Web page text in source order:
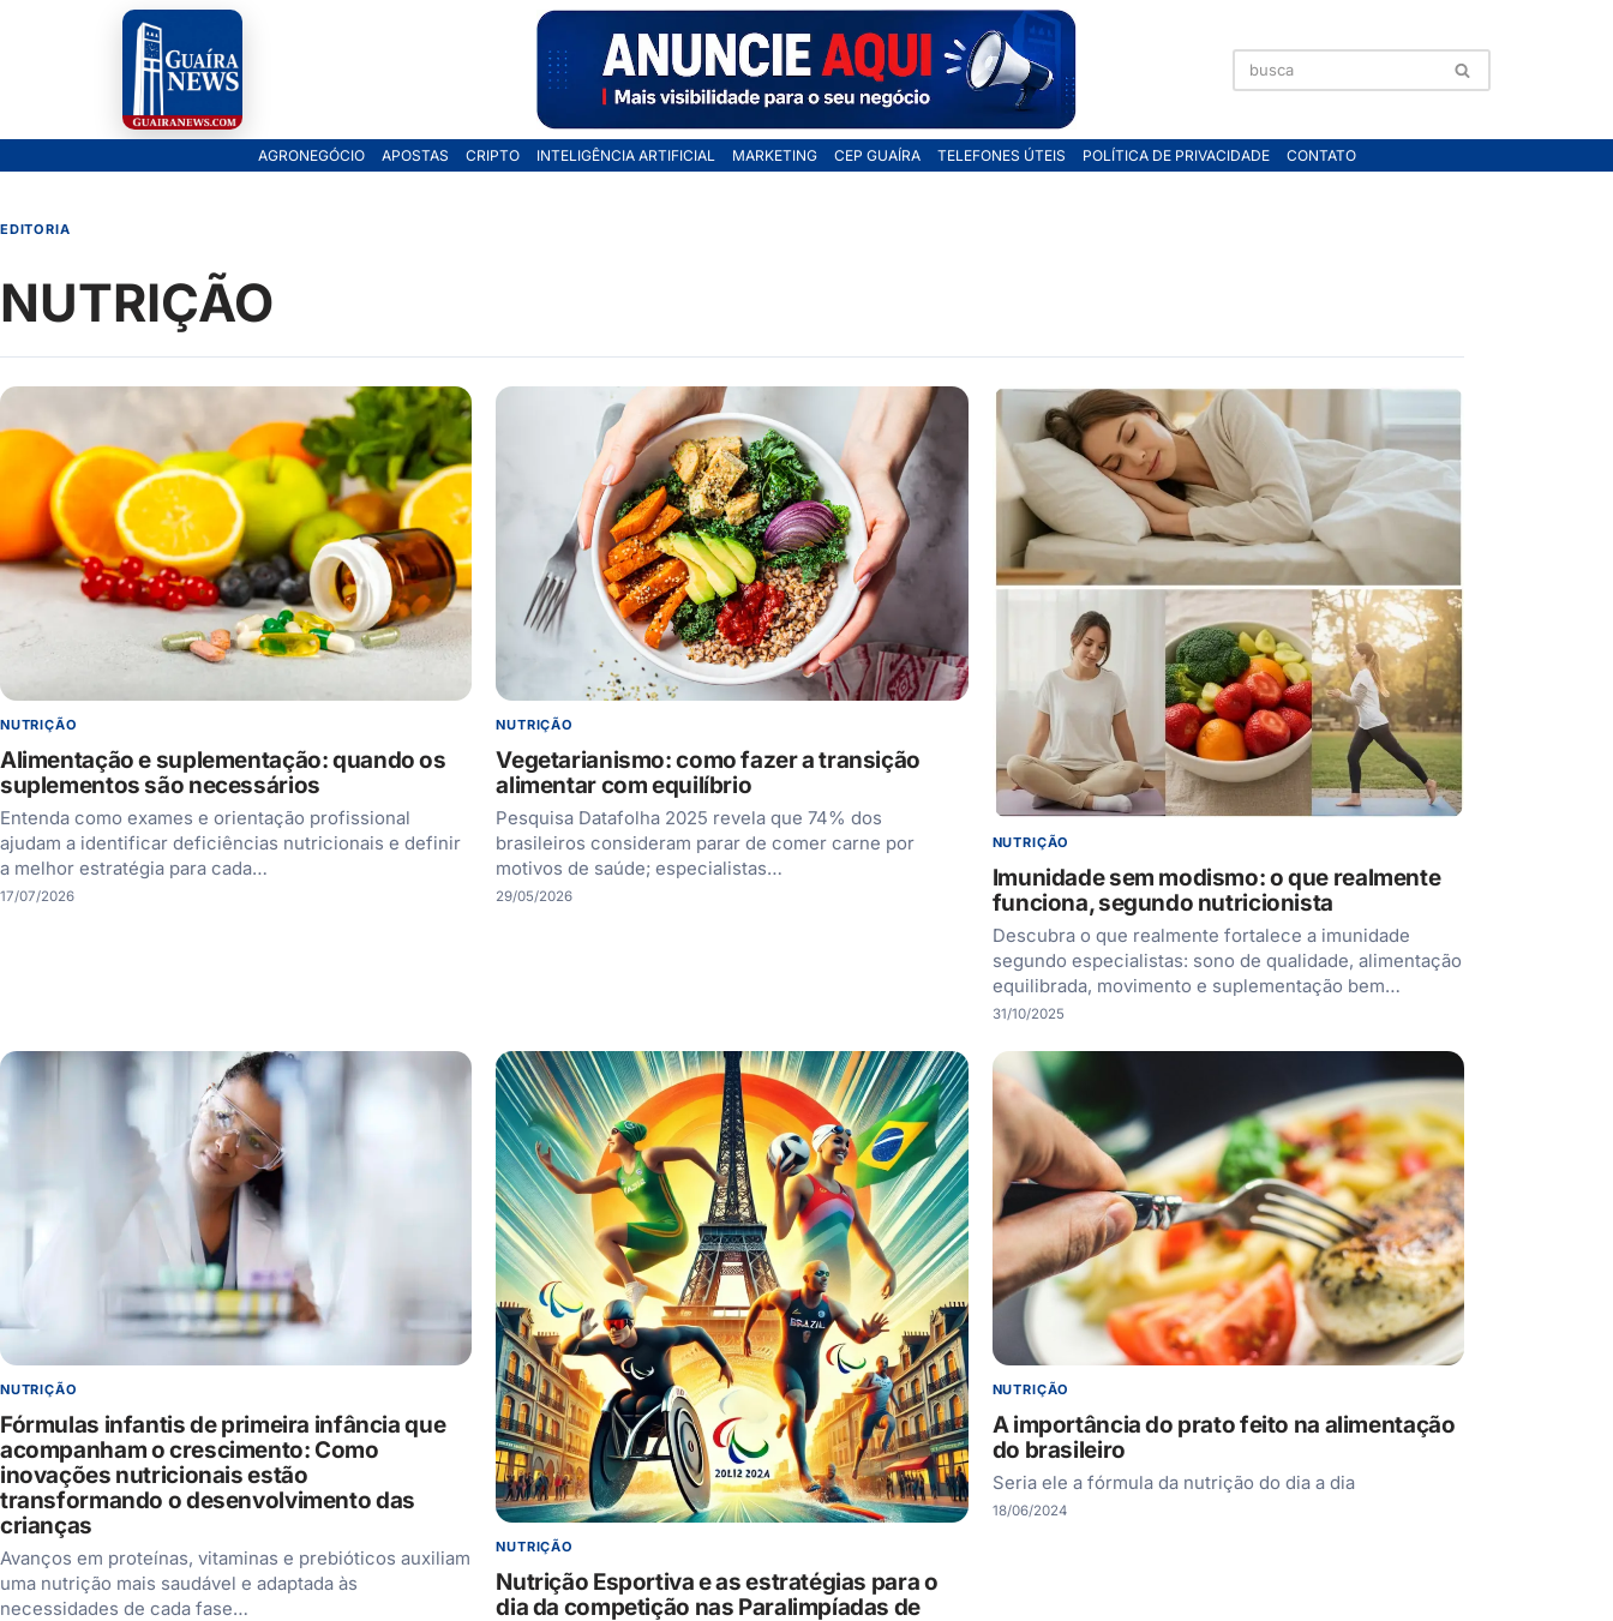
AGRONEGÓCIO APOSTAS CRIPTO INTELIGÊNCIA ARTIFICIAL MARKETING CEP GUAÍRA TELEFONES ÚTEIS POLÍTICA DE PRIVACIDADE CONTATO
EDITORIA
NUTRIÇÃO
NUTRIÇÃO
Alimentação e suplementação: quando os
suplementos são necessários
Entenda como exames e orientação profissional
ajudam a identificar deficiências nutricionais e definir
a melhor estratégia para cada…
17/07/2026
NUTRIÇÃO
Vegetarianismo: como fazer a transição
alimentar com equilíbrio
Pesquisa Datafolha 2025 revela que 74% dos
brasileiros consideram parar de comer carne por
motivos de saúde; especialistas…
29/05/2026
NUTRIÇÃO
Imunidade sem modismo: o que realmente
funciona, segundo nutricionista
Descubra o que realmente fortalece a imunidade
segundo especialistas: sono de qualidade, alimentação
equilibrada, movimento e suplementação bem…
31/10/2025
NUTRIÇÃO
Fórmulas infantis de primeira infância que
acompanham o crescimento: Como
inovações nutricionais estão
transformando o desenvolvimento das
crianças
Avanços em proteínas, vitaminas e prebióticos auxiliam
uma nutrição mais saudável e adaptada às
necessidades de cada fase…
NUTRIÇÃO
Nutrição Esportiva e as estratégias para o
dia da competição nas Paralimpíadas de
NUTRIÇÃO
A importância do prato feito na alimentação
do brasileiro
Seria ele a fórmula da nutrição do dia a dia
18/06/2024